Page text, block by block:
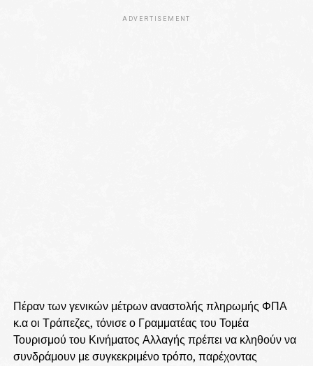
ADVERTISEMENT
Πέραν των γενικών μέτρων αναστολής πληρωμής ΦΠΑ
κ.α οι Τράπεζες, τόνισε ο Γραμματέας του Τομέα
Τουρισμού του Κινήματος Αλλαγής πρέπει να κληθούν να
συνδράμουν με συγκεκριμένο τρόπο, παρέχοντας